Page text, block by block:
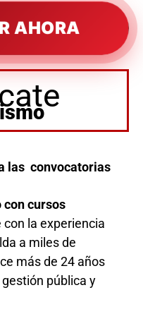
AHORA
las convocatorias
cursos
con la experiencia
a miles de
más de 24 años
pública y